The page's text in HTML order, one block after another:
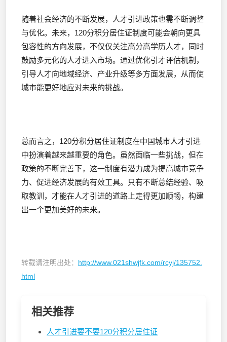
随着社会经济的不断发展，人才引进政策也需不断调整
与优化。未来，120分积分居住证制度可能会朝向更具
包容性的方向发展，不仅仅关注高分高学历人才，同时
鼓励多元化的人才进入市场。通过优化引才评估机制，
引导人才向地域经济、产业升级等多方面发展，从而使
城市能更好地应对未来的挑战。
总而言之，120分积分居住证制度在中国城市人才引进
中扮演着越来越重要的角色。虽然面临一些挑战，但在
政策的不断完善下，这一制度有潜力成为提高城市竞争
力、促进经济发展的有效工具。只有不断总结经验、吸
取教训，才能在人才引进的道路上走得更加顺畅，构建
出一个更加美好的未来。
转载请注明出处： http://www.021shwjfk.com/rcyj/135752.
html
相关推荐
人才引进要不要120分积分居住证